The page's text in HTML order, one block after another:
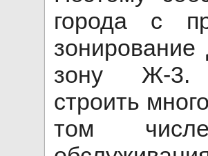
города с
зонирование
зону Ж-
строить
том